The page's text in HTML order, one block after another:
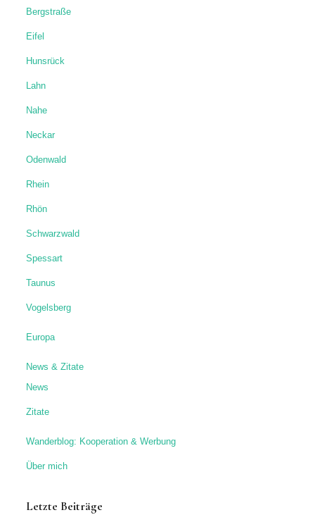
Bergstraße
Eifel
Hunsrück
Lahn
Nahe
Neckar
Odenwald
Rhein
Rhön
Schwarzwald
Spessart
Taunus
Vogelsberg
Europa
News & Zitate
News
Zitate
Wanderblog: Kooperation & Werbung
Über mich
Letzte Beiträge